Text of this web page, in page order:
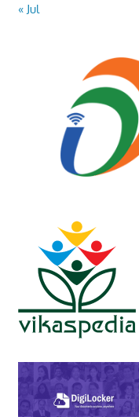
« Jul